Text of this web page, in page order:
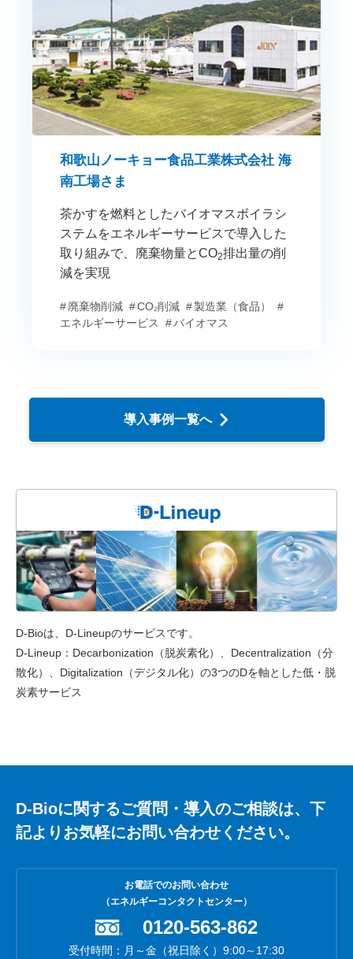
和歌山ノーキョー食品工業株式会社 海
南工場さま
茶かすを燃料としたバイオマスボイラシ
ステムをエネルギーサービスで導入した
取り組みで、廃棄物量とCO2排出量の削
減を実現
廃棄物削減 CO₂削減
製造業（食品）
エネルギーサービス
バイオマス
導入事例一覧へ
D-Bioは、D-Lineupのサービスです。
D-Lineup：Decarbonization（脱炭素化）、Decentralization（分
散化）、Digitalization（デジタル化）の3つのDを軸とした低・脱
炭素サービス
D-Bioに関するご質問・導入のご相談は、下
記よりお気軽にお問い合わせください。
お電話でのお問い合わせ
（エネルギーコンタクトセンター）
0120-563-862
受付時間：月～金（祝日除く）9:00～17:30